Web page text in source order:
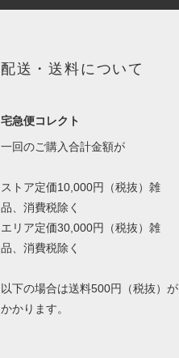
配送・送料について
宅急便コレクト
一回のご購入合計金額が
ストア定価10,000円（税抜）雑
品、消費税除く
エリア定価30,000円（税抜）雑
品、消費税除く
以下の場合は送料500円（税抜）が
かかります。